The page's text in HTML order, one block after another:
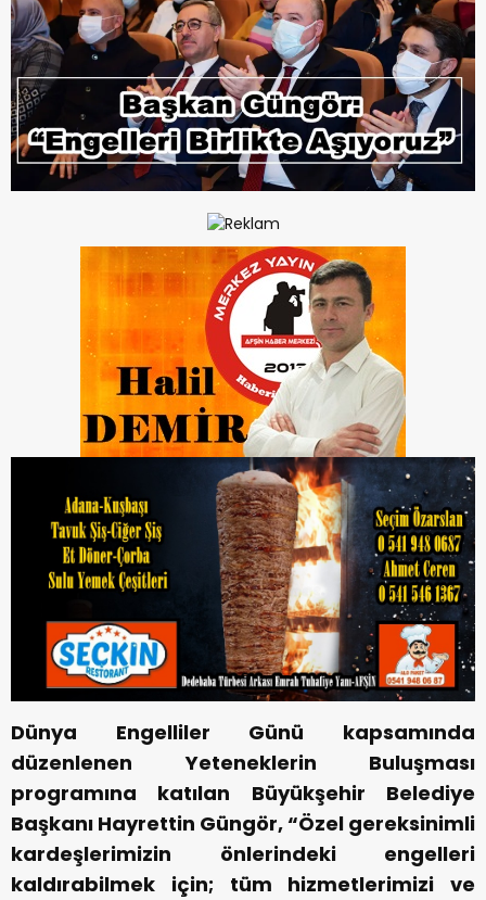
Dünya Engelliler Günü kapsamında
düzenlenen Yeteneklerin Buluşması
programına katılan Büyükşehir Belediye
Başkanı Hayrettin Güngör, “Özel gereksinimli
kardeşlerimizin önlerindeki engelleri
kaldırabilmek için; tüm hizmetlerimizi ve